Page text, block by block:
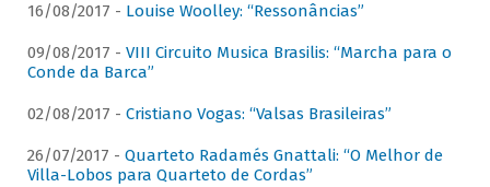
16/08/2017 - Louise Woolley: “Ressonâncias”
09/08/2017 - VIII Circuito Musica Brasilis: “Marcha para o
Conde da Barca”
02/08/2017 - Cristiano Vogas: “Valsas Brasileiras”
26/07/2017 - Quarteto Radamés Gnattali: “O Melhor de
Villa-Lobos para Quarteto de Cordas”